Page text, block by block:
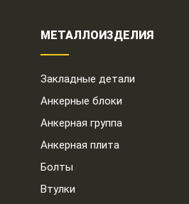
МЕТАЛЛОИЗДЕЛИЯ
Закладные детали
Анкерные блоки
Анкерная группа
Анкерная плита
Болты
Втулки